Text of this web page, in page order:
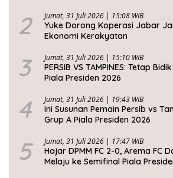
2 Jumat, 31 Juli 2026 | 15:08 WIB
Yuke Dorong Koperasi Jabar
Ekonomi Kerakyatan
3 Jumat, 31 Juli 2026 | 15:10 WIB
PERSIB VS TAMPINES: Tetap
Piala Presiden 2026
4 Jumat, 31 Juli 2026 | 19:43 WIB
Ini Susunan Pemain Persib vs
Grup A Piala Presiden 2026
5 Jumat, 31 Juli 2026 | 17:47 WIB
Hajar DPMM FC 2-0, Arema FC
Melaju ke Semifinal Piala